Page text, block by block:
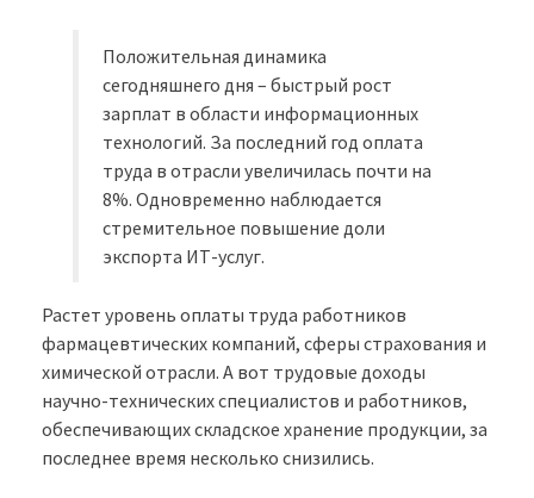
Положительная динамика
сегодняшнего дня – быстрый рост
зарплат в области информационных
технологий. За последний год оплата
труда в отрасли увеличилась почти на
8%. Одновременно наблюдается
стремительное повышение доли
экспорта ИТ-услуг.
Растет уровень оплаты труда работников
фармацевтических компаний, сферы страхования и
химической отрасли. А вот трудовые доходы
научно-технических специалистов и работников,
обеспечивающих складское хранение продукции, за
последнее время несколько снизились.